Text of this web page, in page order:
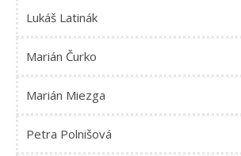
Lukáš Latinák
Marián Čurko
Marián Miezga
Petra Polnišová